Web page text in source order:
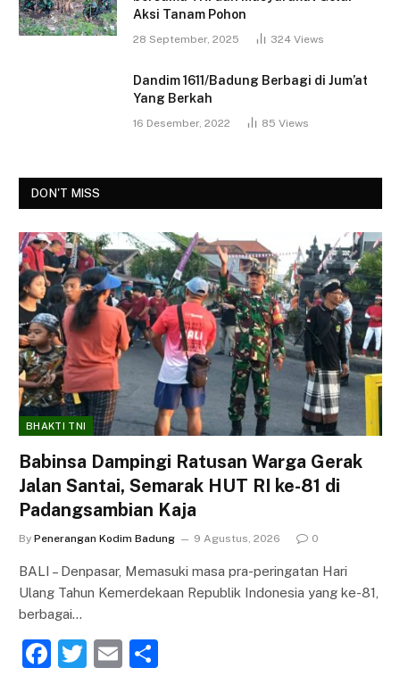
Aksi Tanam Pohon
28 September, 2025 324 Views
Dandim 1611/Badung Berbagi di Jum’at
Yang Berkah
16 Desember, 2022 85 Views
DON'T MISS
BHAKTI TNI
Babinsa Dampingi Ratusan Warga Gerak
Jalan Santai, Semarak HUT RI ke-81 di
Padangsambian Kaja
By Penerangan Kodim Badung 9 Agustus, 2026 0
BALI – Denpasar, Memasuki masa pra-peringatan Hari
Ulang Tahun Kemerdekaan Republik Indonesia yang ke-81,
berbagai…
F
T
E